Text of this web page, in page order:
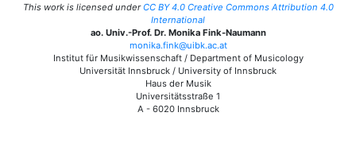
This work is licensed underCC BY 4.0 Creative Commons Attribution 4.0
International
ao. Univ.-Prof. Dr. Monika Fink-Naumann
monika.fink@uibk.ac.at
Institut für Musikwissenschaft / Department of Musicology
Universität Innsbruck / University of Innsbruck
Haus der Musik
Universitätsstraße 1
A - 6020 Innsbruck